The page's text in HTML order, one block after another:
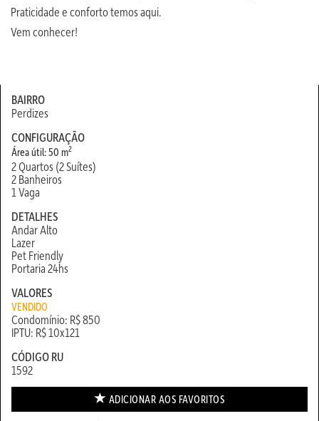
Praticidade e conforto temos aqui.
Vem conhecer!
BAIRRO
Perdizes
CONFIGURAÇÃO
Área útil: 50 m2
2 Quartos (2 Suítes)
2 Banheiros
1 Vaga
DETALHES
Andar Alto
Lazer
Pet Friendly
Portaria 24hs
VALORES
VENDIDO
Condomínio: R$ 850
IPTU: R$ 10x121
CÓDIGO RU
1592
ADICIONAR AOS FAVORITOS